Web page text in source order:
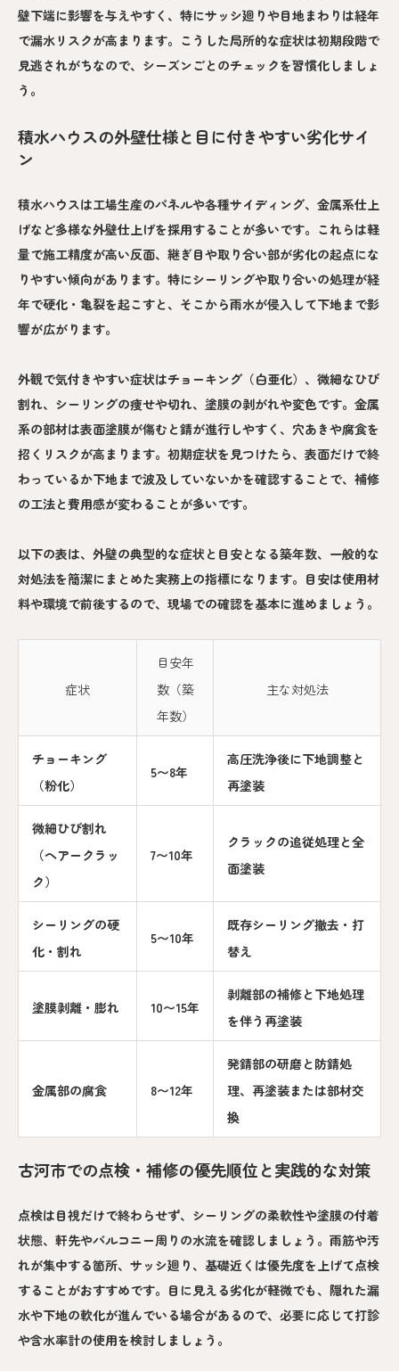
壁下端に影響を与えやすく、特にサッシ廻りや目地まわりは経年
で漏水リスクが高まります。こうした局所的な症状は初期段階で
見逃されがちなので、シーズンごとのチェックを習慣化しましょ
う。
積水ハウスの外壁仕様と目に付きやすい劣化サイ
ン
積水ハウスは工場生産のパネルや各種サイディング、金属系仕上
げなど多様な外壁仕上げを採用することが多いです。これらは軽
量で施工精度が高い反面、継ぎ目や取り合い部が劣化の起点にな
りやすい傾向があります。特にシーリングや取り合いの処理が経
年で硬化・亀裂を起こすと、そこから雨水が侵入して下地まで影
響が広がります。
外観で気付きやすい症状はチョーキング（白亜化）、微細なひび
割れ、シーリングの痩せや切れ、塗膜の剥がれや変色です。金属
系の部材は表面塗膜が傷むと錆が進行しやすく、穴あきや腐食を
招くリスクが高まります。初期症状を見つけたら、表面だけで終
わっているか下地まで波及していないかを確認することで、補修
の工法と費用感が変わることが多いです。
以下の表は、外壁の典型的な症状と目安となる築年数、一般的な
対処法を簡潔にまとめた実務上の指標になります。目安は使用材
料や環境で前後するので、現場での確認を基本に進めましょう。
症状
目安年
数（築
年数）
主な対処法
チョーキング
（粉化）
5〜8年
高圧洗浄後に下地調整と
再塗装
微細ひび割れ
（ヘアークラッ
ク）
7〜10年
クラックの追従処理と全
面塗装
シーリングの硬
化・割れ
5〜10年
既存シーリング撤去・打
替え
塗膜剥離・膨れ 10〜15年
剥離部の補修と下地処理
を伴う再塗装
金属部の腐食 8〜12年
発錆部の研磨と防錆処
理、再塗装または部材交
換
古河市での点検・補修の優先順位と実践的な対策
点検は目視だけで終わらせず、シーリングの柔軟性や塗膜の付着
状態、軒先やバルコニー周りの水流を確認しましょう。雨筋や汚
れが集中する箇所、サッシ廻り、基礎近くは優先度を上げて点検
することがおすすめです。目に見える劣化が軽微でも、隠れた漏
水や下地の軟化が進んでいる場合があるので、必要に応じて打診
や含水率計の使用を検討しましょう。